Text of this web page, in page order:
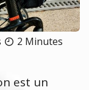
2 Minutes
est un